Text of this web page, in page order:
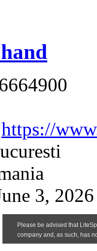
https://
3,